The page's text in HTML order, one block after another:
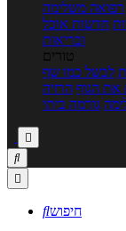
רפואה משלימה
חדשות אוכל
ובריאות
טורים
לבשל כמו שף
את הגוף הרזיה
גורמה ביתי



חיפוש